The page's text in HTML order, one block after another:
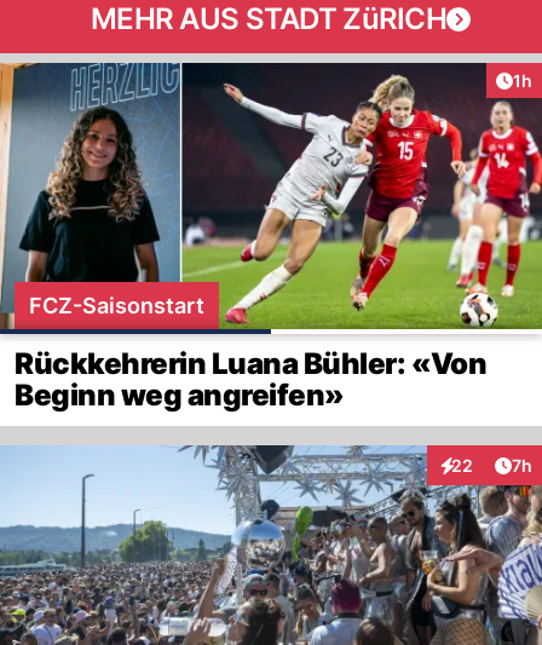
MEHR AUS STADT ZüRICH
1h
FCZ-Saisonstart
Rückkehrerin Luana Bühler: «Von
Beginn weg angreifen»
22
Interaktionen
7h